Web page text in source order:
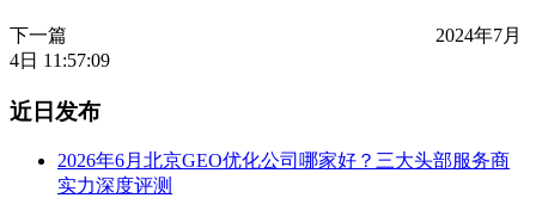
下一篇
2024年7月
4日 11:57:09
近日发布
2026年6月北京GEO优化公司哪家好？三大头部服务商
实力深度评测